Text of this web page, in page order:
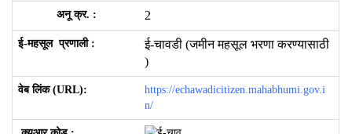
2
ई-चावडी (जमीन महसूल भरणा करण्यासाठी
)
https://echawadicitizen.mahabhumi.gov.i
n/